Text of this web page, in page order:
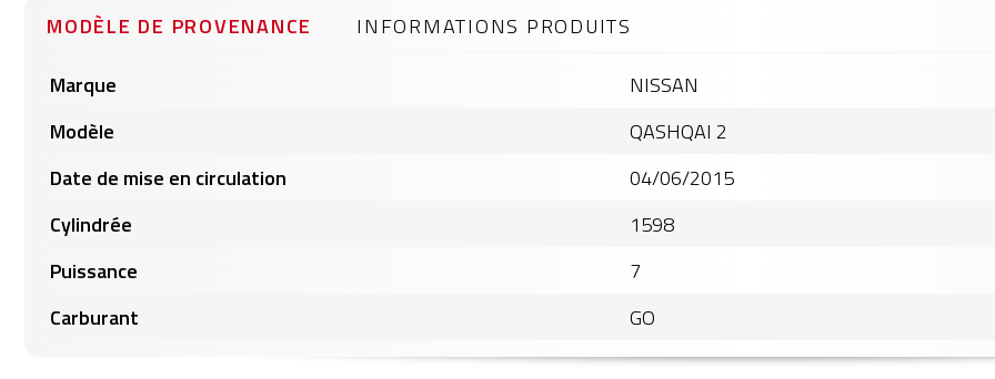
MODÈLE DE PROVENANCE
produits
Marque
NISSAN
Modèle
QASHQAI 2
Date de mise en circulation
04/06/2015
Cylindrée
1598
Puissance
7
Carburant
GO
INFORMATIONS PRODUITS